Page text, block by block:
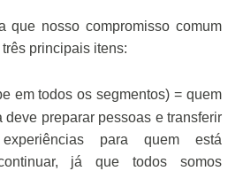
que nosso compromisso comum
principais itens:
em todos os segmentos) = quem
deve preparar pessoas e transferir
para quem está
já que todos somos